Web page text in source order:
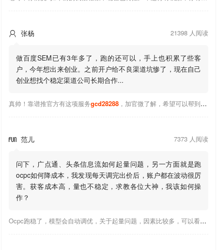
 张杨 21398 人阅读
做百度SEM已有3年多了，跑的还可以，手上也积累了些客
户，今年想出来创业。之前开户给不良渠道坑惨了，现在自己
创业想找个稳定渠道公司长期合作...
真帅！靠谱推官方有这项服务gcd28288，加官微了解，希望可以帮到你！
 范儿 7373 人阅读
问下，广点通、头条信息流如何起量问题，另一方面就是跑
ocpc如何降成本，我发现每天调完出价后，账户都在波动很厉
害。获客成本高，量也不稳定，求教各位大神，我该如何操
作？
Ocpc跑稳了，模型会自动调优，关于起量问题，因素比较多，可以看下靠谱推大神出的干货文章，都是经验总结，应该可以找到对应解决。